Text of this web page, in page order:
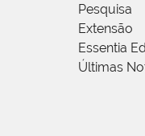
Pesquisa
Extensão
Essentia
Últimas